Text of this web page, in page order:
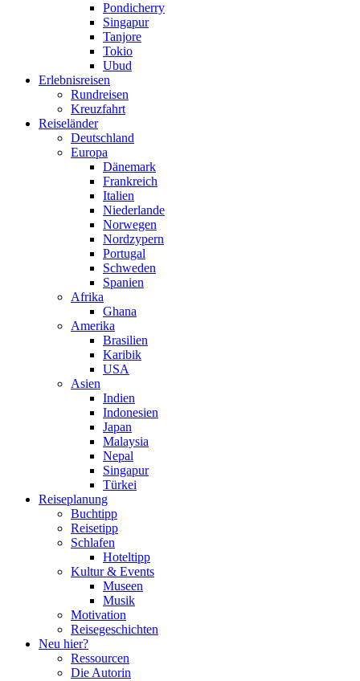
Pondicherry
Singapur
Tanjore
Tokio
Ubud
Erlebnisreisen
Rundreisen
Kreuzfahrt
Reiseländer
Deutschland
Europa
Dänemark
Frankreich
Italien
Niederlande
Norwegen
Nordzypern
Portugal
Schweden
Spanien
Afrika
Ghana
Amerika
Brasilien
Karibik
USA
Asien
Indien
Indonesien
Japan
Malaysia
Nepal
Singapur
Türkei
Reiseplanung
Buchtipp
Reisetipp
Schlafen
Hoteltipp
Kultur & Events
Museen
Musik
Motivation
Reisegeschichten
Neu hier?
Ressourcen
Die Autorin